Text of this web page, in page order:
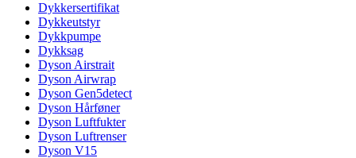
Dykkersertifikat
Dykkeutstyr
Dykkpumpe
Dykksag
Dyson Airstrait
Dyson Airwrap
Dyson Gen5detect
Dyson Hårføner
Dyson Luftfukter
Dyson Luftrenser
Dyson V15